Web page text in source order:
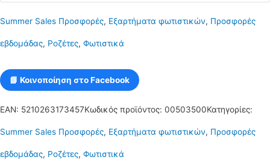
500x50mm
Λευκή
με
3
Τρύπες
ποσότητα
Summer Sales Προσφορές, Εξαρτήματα φωτιστικών, Προσφορές
εβδομάδας, Ροζέτες, Φωτιστικά
📘 Κοινοποίηση στο Facebook
EAN: 5210263173457Κωδικός προϊόντος: 00503500Κατηγορίες:
Summer Sales Προσφορές, Εξαρτήματα φωτιστικών, Προσφορές
εβδομάδας, Ροζέτες, Φωτιστικά